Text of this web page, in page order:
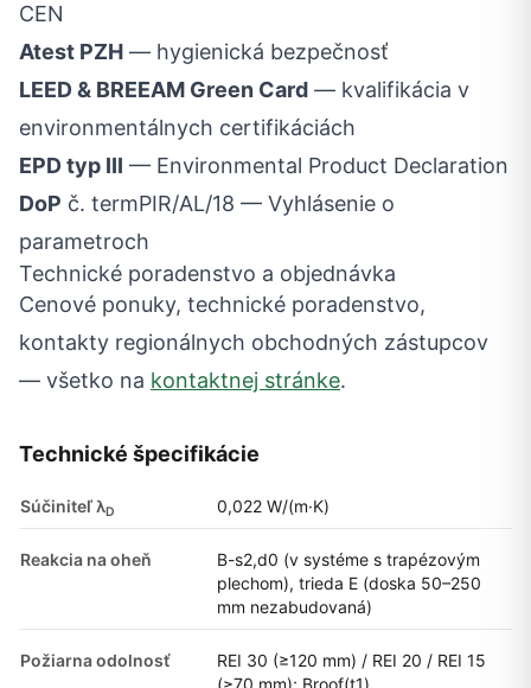
CEN
Atest PZH — hygienická bezpečnosť
LEED & BREEAM Green Card — kvalifikácia v
environmentálnych certifikáciách
EPD typ III — Environmental Product Declaration
DoP č. termPIR/AL/18 — Vyhlásenie o
parametroch
Technické poradenstvo a objednávka
Cenové ponuky, technické poradenstvo,
kontakty regionálnych obchodných zástupcov
— všetko na kontaktnej stránke.
Technické špecifikácie
Súčiniteľ λD 0,022 W/(m·K)
Reakcia na oheň
B-s2,d0 (v systéme s trapézovým
plechom), trieda E (doska 50–250
mm nezabudovaná)
Požiarna odolnosť
REI 30 (≥120 mm) / REI 20 / REI 15